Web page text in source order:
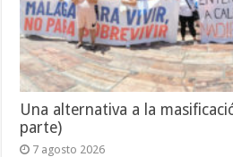
Una alternativa a la
parte)
7 agosto 2026